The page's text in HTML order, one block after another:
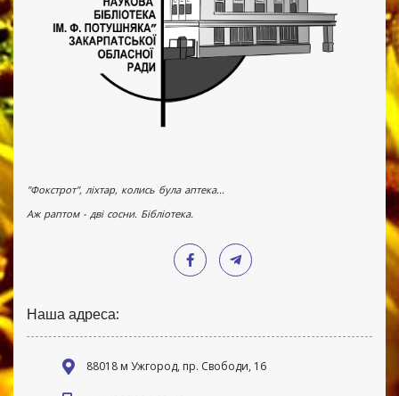
"Фокстрот", ліхтар, колись була аптека...
Аж раптом - дві сосни. Бібліотека.
Наша адреса:
88018 м Ужгород, пр. Свободи, 16